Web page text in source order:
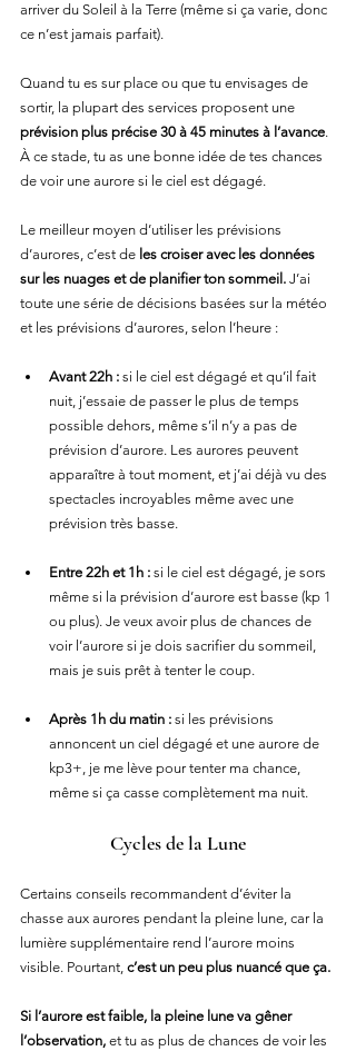
arriver du Soleil à la Terre (même si ça varie, donc
ce n’est jamais parfait).
Quand tu es sur place ou que tu envisages de
sortir, la plupart des services proposent une
prévision plus précise 30 à 45 minutes à l’avance.
À ce stade, tu as une bonne idée de tes chances
de voir une aurore si le ciel est dégagé.
Le meilleur moyen d’utiliser les prévisions
d’aurores, c’est de les croiser avec les données
sur les nuages et de planifier ton sommeil. J’ai
toute une série de décisions basées sur la météo
et les prévisions d’aurores, selon l’heure :
Avant 22h : si le ciel est dégagé et qu’il fait
nuit, j’essaie de passer le plus de temps
possible dehors, même s’il n’y a pas de
prévision d’aurore. Les aurores peuvent
apparaître à tout moment, et j’ai déjà vu des
spectacles incroyables même avec une
prévision très basse.
Entre 22h et 1h : si le ciel est dégagé, je sors
même si la prévision d’aurore est basse (kp 1
ou plus). Je veux avoir plus de chances de
voir l’aurore si je dois sacrifier du sommeil,
mais je suis prêt à tenter le coup.
Après 1h du matin : si les prévisions
annoncent un ciel dégagé et une aurore de
kp3+, je me lève pour tenter ma chance,
même si ça casse complètement ma nuit.
Cycles de la Lune
Certains conseils recommandent d’éviter la
chasse aux aurores pendant la pleine lune, car la
lumière supplémentaire rend l’aurore moins
visible. Pourtant, c’est un peu plus nuancé que ça.
Si l’aurore est faible, la pleine lune va gêner
l’observation, et tu as plus de chances de voir les